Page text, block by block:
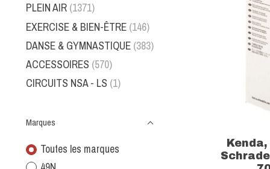
PLEIN AIR (1371)
EXERCISE & BIEN-ÊTRE (146)
DANSE & GYMNASTIQUE (383)
ACCESSOIRES (570)
CIRCUITS NSA - LS (1)
Marques
Toutes les marques